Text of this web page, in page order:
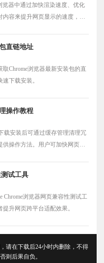
览器中通过加快渲染速度、优化
内容来提升网页显示的速度，使
直链地址
取Chrome浏览器最新安装包的直
下载安装。
操作教程
载安装后可通过缓存管理清理冗
供操作方法。用户可加快网页加
试工具
Chrome浏览器网页兼容性测试工
升网页跨平台适配效果。
请在下载后24小时内删除，不得
则后果自负。